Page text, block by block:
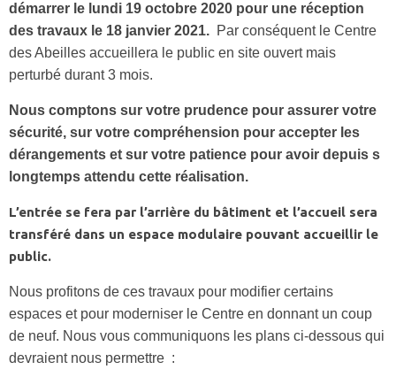
démarrer le lundi 19 octobre 2020 pour une réception
des travaux le 18 janvier 2021. Par conséquent le Centre
des Abeilles accueillera le public en site ouvert mais
perturbé durant 3 mois.
Nous comptons sur votre prudence pour assurer votre
sécurité, sur votre compréhension pour accepter les
dérangements et sur votre patience pour avoir depuis s
longtemps attendu cette réalisation.
L’entrée se fera par l’arrière du bâtiment et l’accueil sera
transféré dans un espace modulaire pouvant accueillir le
public.
Nous profitons de ces travaux pour modifier certains
espaces et pour moderniser le Centre en donnant un coup
de neuf. Nous vous communiquons les plans ci-dessous qui
devraient nous permettre :